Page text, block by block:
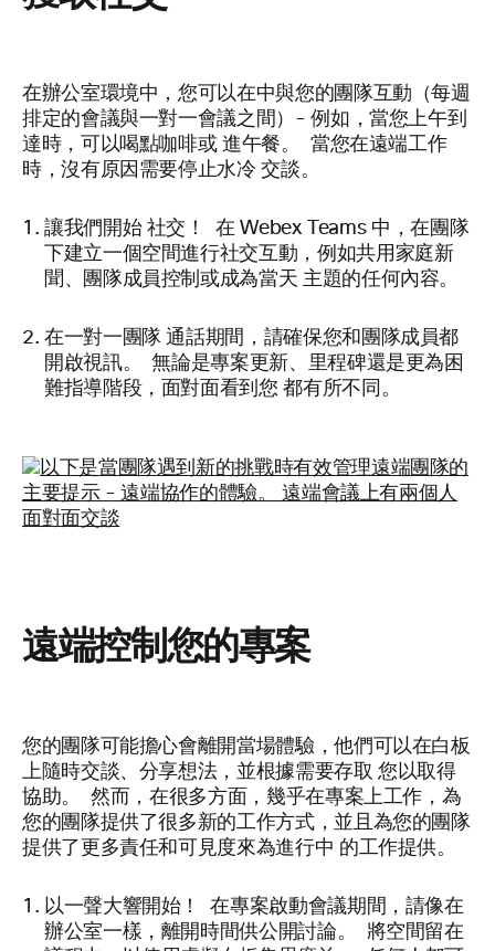
在辦公室環境中，您可以在中與您的團隊互動（每週
排定的會議與一對一會議之間）- 例如，當您上午到
達時，可以喝點咖啡或 進午餐。 當您在遠端工作
時，沒有原因需要停止水冷交談。
讓我們開始 社交！
在 Webex Teams 中，在團隊
下建立一個空間進行社交互動，例如共用家庭新
聞、團隊成員控制或成為當天 主題的任何內容。
在一對一團隊通話期間，請確保您和團隊成員都
開啟視訊。 無論是專案更新、里程碑還是更為困
難指導階段，面對面看到您都有所不同。
遠端控制您的專案
您的團隊可能擔心會離開當場體驗，他們可以在白板
上隨時交談、分享想法，並根據需要存取您以取得
協助。
然而，在很多方面，幾乎在專案上工作，為
您的團隊提供了很多新的工作方式，並且為您的團隊
提供了更多責任和可見度來為進行中 的工作提供。
以一聲大響開始！ 在專案啟動會議期間，請像在
辦公室一樣，離開時間供公開討論。 將空間留在